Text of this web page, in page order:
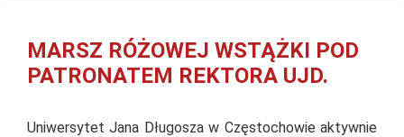
MARSZ RÓŻOWEJ WSTĄŻKI POD
PATRONATEM REKTORA UJD.
Uniwersytet Jana Długosza w Częstochowie aktywnie